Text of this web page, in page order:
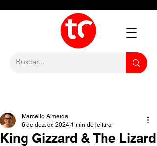
King Gizzard & The Lizard
Marcello Almeida
6 de dez. de 2024 1 min de leitura